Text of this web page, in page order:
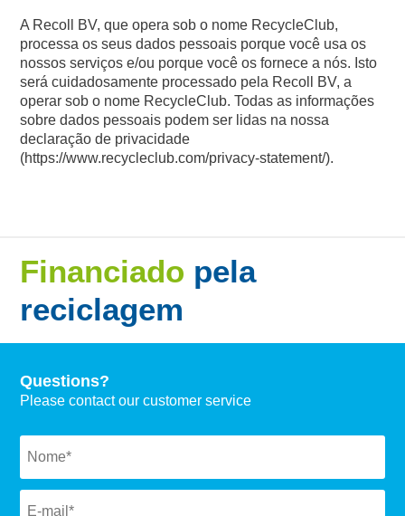
A Recoll BV, que opera sob o nome RecycleClub,
processa os seus dados pessoais porque você usa os
nossos serviços e/ou porque você os fornece a nós. Isto
será cuidadosamente processado pela Recoll BV, a
operar sob o nome RecycleClub. Todas as informações
sobre dados pessoais podem ser lidas na nossa
declaração de privacidade
(https://www.recycleclub.com/privacy-statement/).
Financiado pela
reciclagem
Questions?
Please contact our customer service
Naam *
Email *